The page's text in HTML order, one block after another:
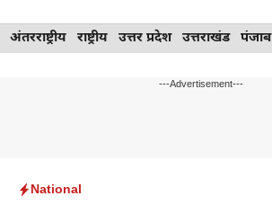
Skip
to
अंतरराष्ट्रीय राष्ट्रीय उत्तर प्रदेश उत्तराखंड पंजाब
---Advertisement---
National